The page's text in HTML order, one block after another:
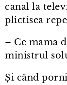
canal la
plictisea
– Ce mama
ministrul
Și când